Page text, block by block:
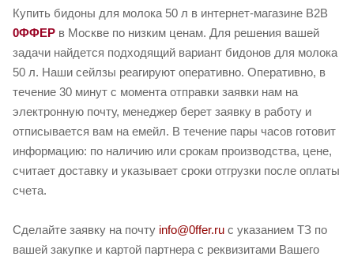
Купить бидоны для молока 50 л в интернет-магазине B2B
0ФФЕР в Москве по низким ценам. Для решения вашей
задачи найдется подходящий вариант бидонов для молока
50 л. Наши сейлзы реагируют оперативно. Оперативно, в
течение 30 минут с момента отправки заявки нам на
электронную почту, менеджер берет заявку в работу и
отписывается вам на емейл. В течение пары часов готовит
информацию: по наличию или срокам производства, цене,
считает доставку и указывает сроки отгрузки после оплаты
счета.
Сделайте заявку на почту info@0ffer.ru с указанием ТЗ по
вашей закупке и картой партнера с реквизитами Вашего